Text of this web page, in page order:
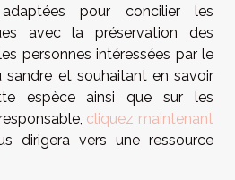
adaptées pour concilier les
avec la préservation des
personnes intéressées par le
et souhaitant en savoir
espèce ainsi que sur les
cliquez maintenant
dirigera vers une ressource